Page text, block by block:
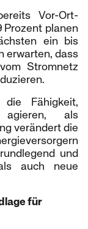
Vor-Ort-
planen
ein bis
erwarten, dass
Stromnetz
Fähigkeit,
als
verändert die
und
auch neue
für